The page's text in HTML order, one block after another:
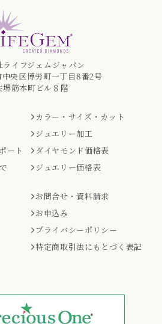
ライフジェムジャパン
央区博労町一丁目8番2号
堺筋本町ビル８階
ート
カラー・サイズ・カット
ジュエリー加工
ダイヤモンド価格表
ジュエリー価格表
お問合せ・資料請求
お申込み
プライバシーポリシー
特定商取引法にもとづく表記